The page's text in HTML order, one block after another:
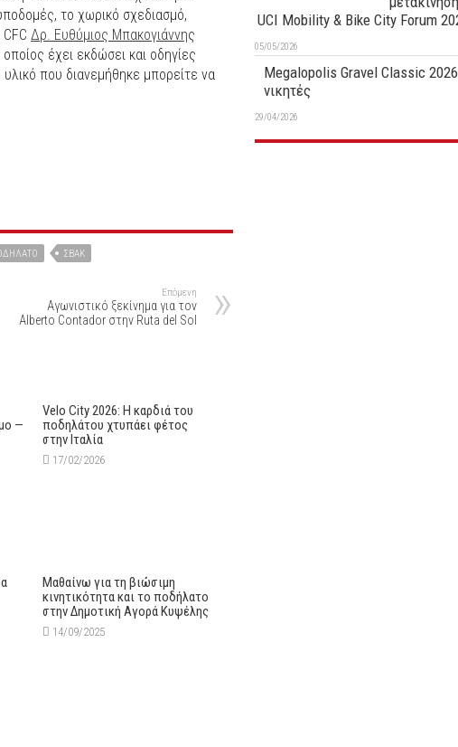
το χωρικό σχεδιασμό,
Δρ. Ευθύμιος Μπακογιάννης
έχει εκδώσει και οδηγίες
υλικό που διανεμήθηκε μπορείτε να
ΣΒΑΚ
Επόμενη
Αγωνιστικό ξεκίνημα για τον
Alberto Contador στην Ruta del Sol
—
Velo City 2026: Η καρδιά του
ποδηλάτου χτυπάει φέτος
στην Ιταλία
17/02/2026
Mαθαίνω για τη βιώσιμη
κινητικότητα και το ποδήλατο
στην Δημοτική Αγορά Κυψέλης
14/09/2025
UCI Mobility & Bike City Forum
05/05/2026
Megalopolis Gravel Classic
νικητές
29/04/2026